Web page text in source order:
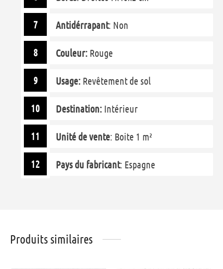
Antidérrapant: Non
Couleur: Rouge
Usage: Revêtement de sol
Destination: Intérieur
Unité de vente: Boite 1 m²
Pays du fabricant: Espagne
Produits similaires